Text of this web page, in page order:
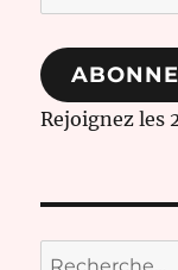
e-
mail
Rejoignez les
Recherche